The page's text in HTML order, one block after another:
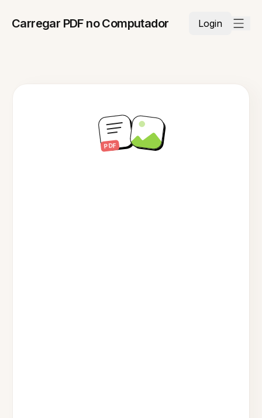
Carregar PDF no Computador Login